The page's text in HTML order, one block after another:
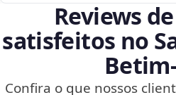
Reviews
satisfeitos no
Confira o que nossos